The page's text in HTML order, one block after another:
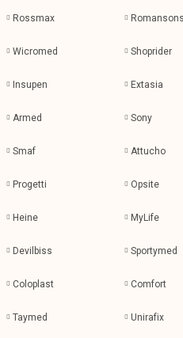
Rossmax Romansons
Wicromed Shoprider
Insupen Extasia
Armed Sony
Smaf Attucho
Progetti Opsite
Heine MyLife
Devilbiss Sportymed
Coloplast Comfort
Taymed Unirafix